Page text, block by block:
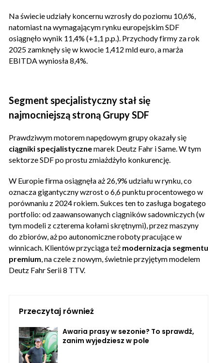
Na świecie udziały koncernu wzrosły do poziomu 10,6%,
natomiast na wymagającym rynku europejskim SDF
osiągnęło wynik 11,4% (+1,1 p.p.). Przychody firmy za rok
2025 zamknęły się w kwocie 1,412 mld euro, a marża
EBITDA wyniosła 8,4%.
Segment specjalistyczny stał się
najmocniejszą stroną Grupy SDF
Prawdziwym motorem napędowym grupy okazały się
ciągniki specjalistycznemarek Deutz Fahr i Same. W tym
sektorze SDF po prostu zmiażdżyło konkurencję.
W Europie firma osiągnęła aż 26,9% udziału w rynku, co
oznacza gigantyczny wzrost o 6,6 punktu procentowego w
porównaniu z 2024 rokiem. Sukces ten to zasługa bogatego
portfolio: od zaawansowanych ciągników sadowniczych (w
tym modeli z czterema kołami skrętnymi), przez maszyny
do zbiorów, aż po autonomiczne roboty pracujące w
winnicach. Klientów przyciąga też modernizacja segmentu
premium , na czele z nowym, świetnie przyjętym modelem
Deutz Fahr Serii 8 TTV.
Przeczytaj również
Awaria prasy w sezonie? To sprawdź,
zanim wyjedziesz w pole